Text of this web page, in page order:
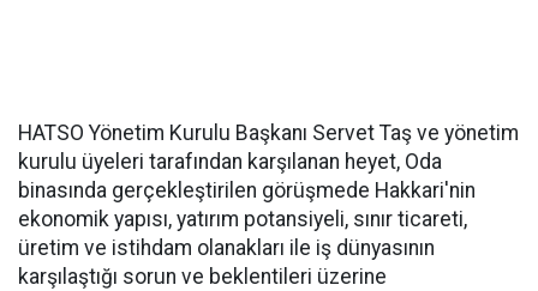
HATSO Yönetim Kurulu Başkanı Servet Taş ve yönetim
kurulu üyeleri tarafından karşılanan heyet, Oda
binasında gerçekleştirilen görüşmede Hakkari'nin
ekonomik yapısı, yatırım potansiyeli, sınır ticareti,
üretim ve istihdam olanakları ile iş dünyasının
karşılaştığı sorun ve beklentileri üzerine